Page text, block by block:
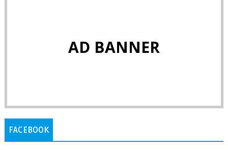
AD BANNER
FACEBOOK